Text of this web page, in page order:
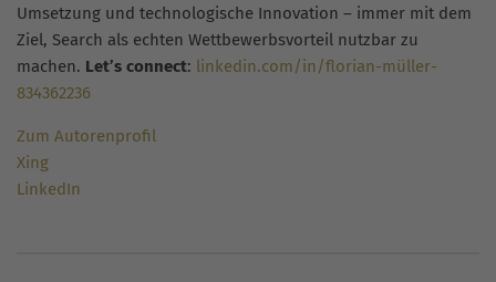
Umsetzung und technologische Innovation – immer mit dem
Ziel, Search als echten Wettbewerbsvorteil nutzbar zu
machen. Let’s connect: linkedin.com/in/florian-müller-
834362236
Zum Autorenprofil
Xing
LinkedIn